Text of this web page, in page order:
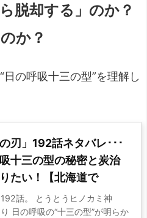
脱却する」のか？
か？
の呼吸十三の型”を理解し
の刃」192話ネタバレ･･･
十三の型の秘密と炭治
たい！【北海道で
話。 とうとうヒノカミ神
日の呼吸の“十三の型”が明らか